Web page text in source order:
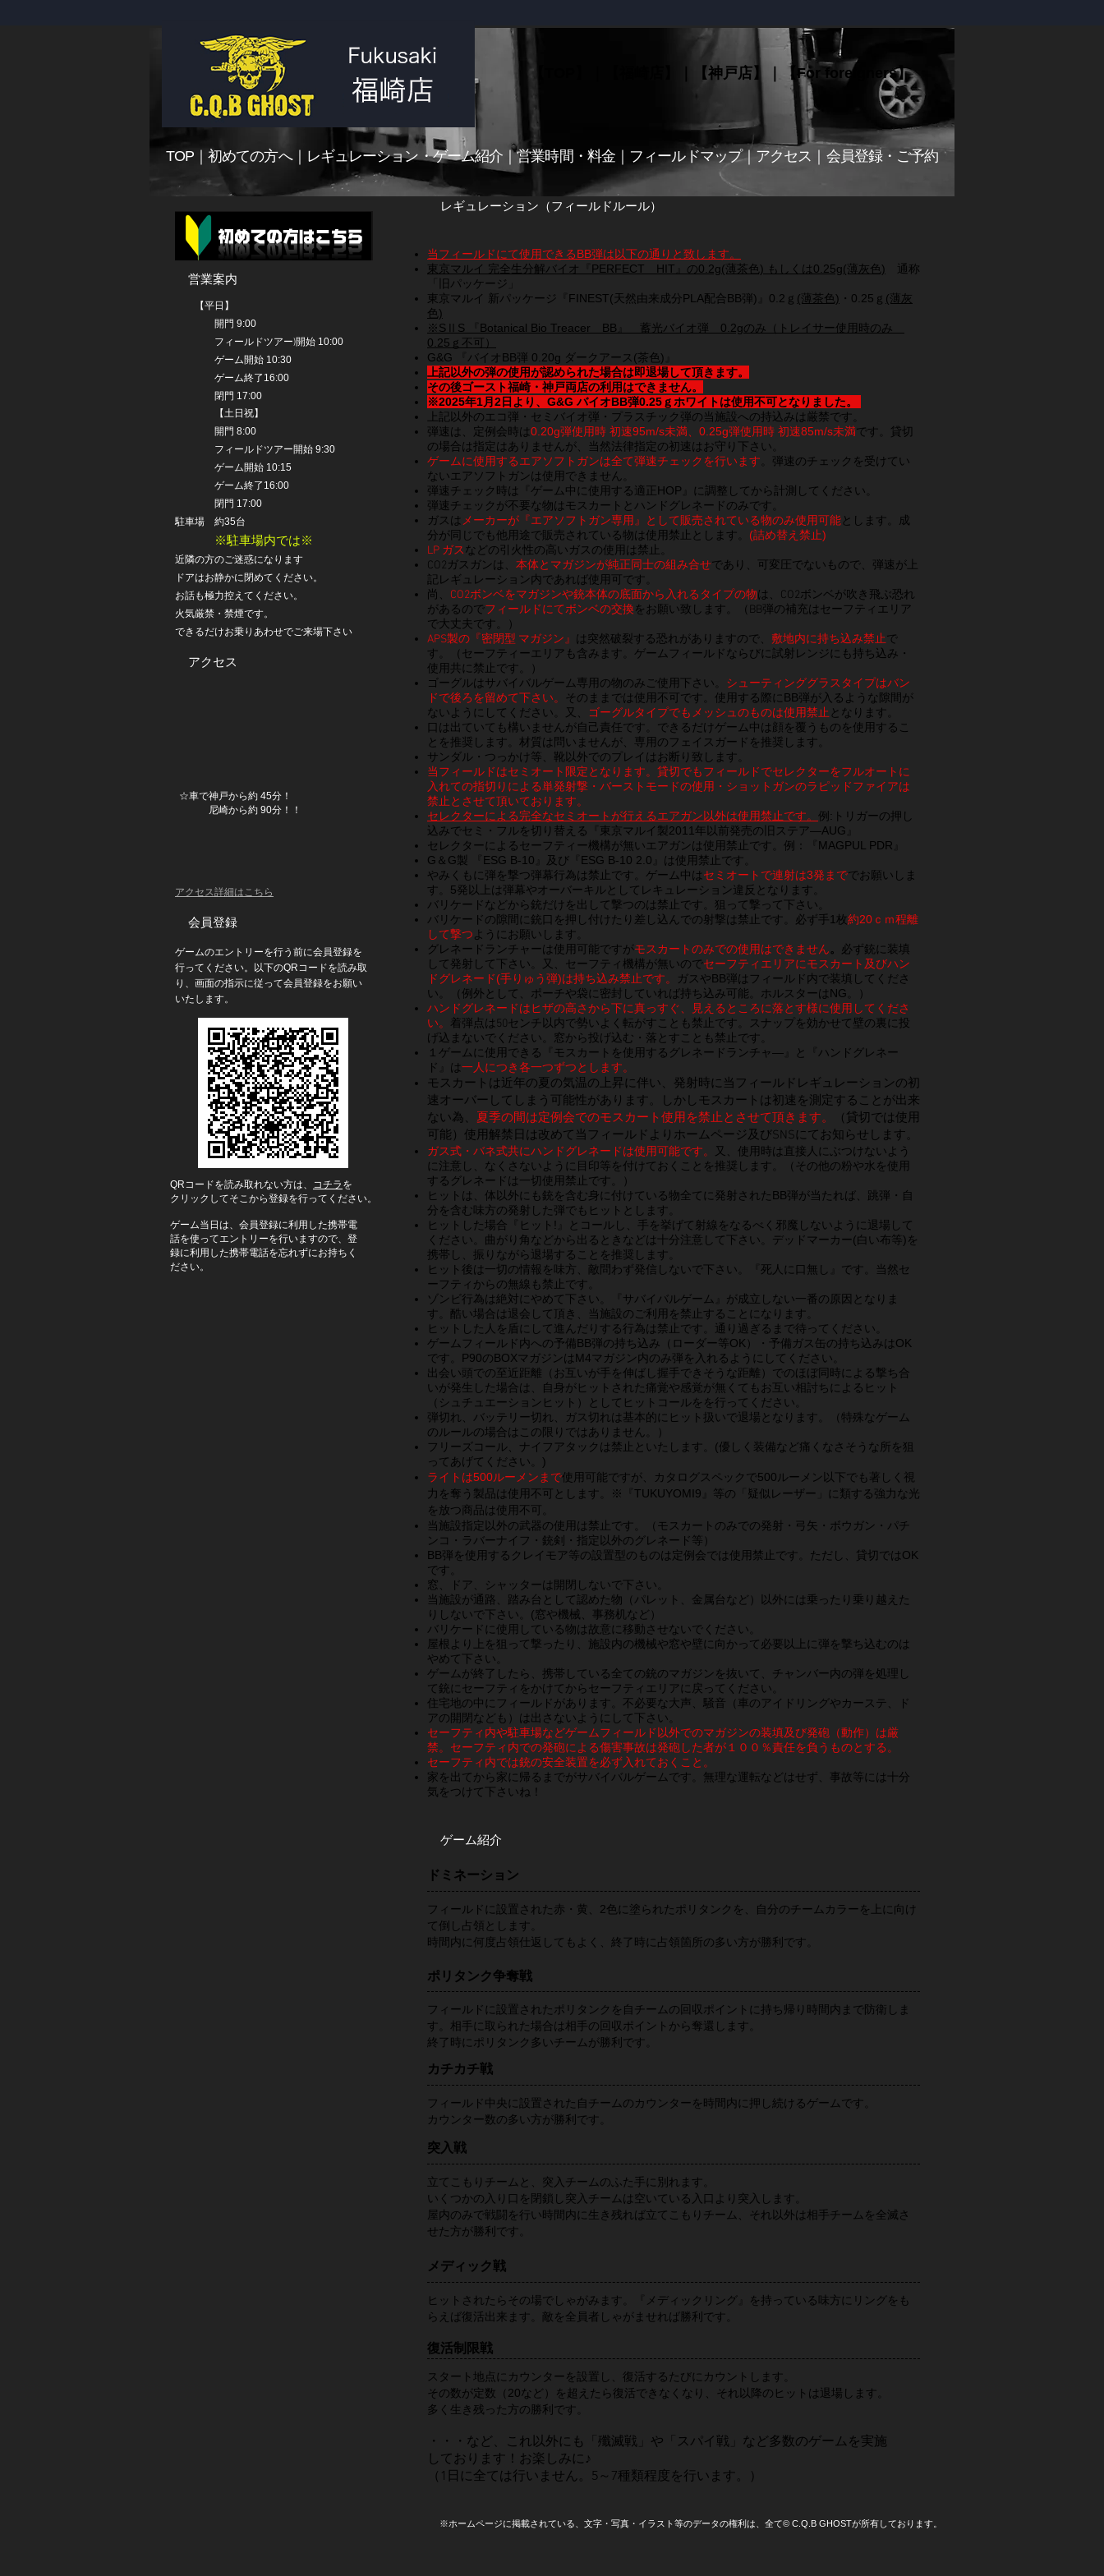
レギュレーション（フィールドルール）
当フィールドにて使用できるBB弾は以下の通りと致します。
東京 マルイ 完全生分解バイオ『PERFECT HIT』の0.2g(薄茶色) もしくは0.25g(薄灰色) 通称
「旧パッケージ」
東京マルイ 新パッケージ『FINEST(天然由来成分PLA配合BB弾)』0.2ｇ (薄茶色) ・0.25ｇ (薄灰
色)
※SⅡS 『Botanical Bio Treacer BB 』 蓄光バイオ弾 0.2gのみ（トレイサー使用時のみ
0.25ｇ不可）
G&G 『バイオBB弾 0.20g ダークアース(茶色)』
上記以外の弾の使用が認められた場合は即退場して頂きます。
その後ゴースト福崎・神戸両店の利用はできません。
※2025年1月2日より、G&G バイオBB弾0.25ｇホワイトは使用不可となりました。
上記以外のエコ弾・セミバイオ弾・プラスチック弾の当施設への持込みは厳禁です。
弾速は、定例会時は0.20g弾使用時 初速95m/s未満、0.25g弾使用時 初速85m/s未満です。貸切
の場合は指定はありませんが、当然法律指定の初速はお守り下さい。
ゲームに使用するエアソフトガンは全て弾速チェックを行います 。弾速のチェックを受けてい
ないエアソフトガンは使用できません。
弾速チェック時は『ゲーム中に使用する適正HOP』に調整してから計測してください。
弾速チェックが不要な物はモスカートとハンドグレネードのみです。
ガスは メーカーが『エアソフトガン専用』として販売されている物のみ使用可能とします。成
分が同じでも他用途で販売されている物は使用禁止とします。 (詰め替え禁止)
LP ガス などの引火性の高いガスの使用は禁止。
​CO2ガスガンは、 本体とマガジンが純正同士の組み合せであり、可変圧でないもので、弾速が上
記レギュレーション内であれば使用可です。
尚、 CO2ボンベをマガジンや銃本体の底面から入れるタイプの物は、CO2ボンベが吹き飛ぶ恐れ
があるのでフィールドにてボンベの交換をお願い致します。（BB弾の補充はセーフティエリア
で大丈夫です。）
APS製の『密閉型 マガジン』 は突然破裂する恐れがありますので、 敷地内に持ち込み禁止で
す。（セーフティーエリアも含みます。ゲームフィールドならびに試射レンジにも持ち込み・
使用共に禁止です。）
ゴーグルはサバイバルゲーム専用の物のみご使用下さい。 シューティンググラスタイプはバン
ドで後ろを留めて下さい。
そのままでは使用不可です。使用する際にBB弾が入る ような 隙間が
ないようにしてください。又、
ゴーグルタイプでもメッシュのものは使用禁止 となります。
口は出ていても構いませんが自己責任です。できるだけゲーム中は顔を覆うものを使用するこ
とを推奨します。材質は問いませんが、専用のフェイスガードを推奨します。
​サンダル・つっかけ等、靴以外でのプレイはお断り致します。
当フィールドはセミオート限定となります。貸切でもフィールドでセレクターをフルオートに
入れての指切りによる単発射撃・バーストモードの使用・ショットガンのラピッドファイアは
禁止とさせて頂いております。
セレクターによる完全なセミオートが行えるエアガン以外は使用禁止です。 例:トリガーの押し
込みでセミ・フルを切り替える『東京マルイ製2011年以前発売の旧ステア―AUG』
セレクターによるセーフティー機構が無いエアガンは使用禁止です。例：『MAGPUL PDR』
​G＆G製 『ESG B-10』及び『ESG B-10 2.0』は使用禁止です。
やみくもに弾を撃つ弾幕行為は禁止です。ゲーム中は セミオートで連射は3発まででお願いしま
す。5発以上は弾幕やオーバーキルとしてレキュレーション違反となります。
バリケードなどから銃だけを出して撃つのは禁止です。狙って撃って下さい。
​バリケードの隙間に銃口を押し付けたり差し込んでの射撃は禁止です。必ず手1枚約20ｃｍ程離
して撃つ ようにお願いします。
グレネードランチャーは使用可能ですがモスカートのみでの使用はできません。 必ず銃に装填
して発射して下さい。又、セーフティ機構が無いのでセーフティエリアにモスカート及びハン
ドグレネード(手りゅう弾)は持ち込み禁止です。
ガスやBB弾はフィールド内で装填してくださ
い。（例外として、ポーチや袋に密封していれば持ち込み可能。ホルスターはNG。
）
ハンドグレネードはヒザの高さから下に真っすぐ、見えるところに落とす様に使用してくださ
い。 着弾点は50センチ以内で勢いよく転がすことも禁止です。スナップを効かせて壁の裏に投
げ込まないでください。窓から投げ込む・落とすことも禁止です。
１ゲームに使用できる『モスカートを使用するグレネードランチャ―』と『ハンドグレネー
ド』は一人につき各一つずつとします。
モスカートは近年の夏の気温の上昇に伴い、発射時に当フィールドレギュレーションの初
速オーバーしてしまう可能性があります。
しかしモスカートは初速を測定することが出来
ない為、 夏季の間は定例会でのモスカート使用を禁止とさせて頂きます。
（貸切では使用
可能） 使用解禁日は改めて当フィールドよりホームページ及びSNSにてお知らせします。
ガス式・バネ式共にハンドグレネードは使用可能です。
又、使用時は直接人にぶつけないよう
に注意し、なくさないように目印等を付けておくことを推奨します。
（その他の粉や水を使用
するグレネードは一切使用禁止です。）
ヒットは、体以外にも銃を含む身に付けている物全てに発射されたBB弾が当たれば、跳弾・自
分を含む味方の発射した弾でもヒットとします。
ヒットした場合『ヒット!』とコールし、手を挙げて射線をなるべく邪魔しないように退場して
ください。曲がり角などから出るときなどは十分注意して下さい。デッドマーカー(白い布等)を
携帯し、振りながら退場することを推奨します。
ヒット後は一切の情報を味方、敵問わず発信しないで下さい。『死人に口無し』です。当然セ
ーフティからの無線も禁止です。
ゾンビ行為は絶対にやめて下さい。『サバイバルゲーム』が成立しない一番の原因となりま
す。酷い場合は退会して頂き、当施設のご利用を禁止することになります。
ヒットした人を盾にして進んだりする行為は禁止です。通り過ぎるまで待ってください。
ゲームフィールド内への予備BB弾の持ち込み（ローダー等OK）・予備ガス缶の持ち込みはOK
です。P90のBOXマガジンはM4マガジン内のみ弾を入れるようにしてください。
出会い頭での至近距離（お互いが手を伸ばし握手できそうな距離）でのほぼ同時による撃ち合
いが発生した場合は、自身がヒットされた痛覚や感覚が無くてもお互い相討ちによるヒット
（ シュチュエーションヒット）としてヒットコールをを行ってください。
弾切れ、バッテリー切れ、ガス切れは基本的にヒット扱いで退場となります。（特殊なゲーム
のルールの場合はこの限りではありません。）
フリーズコール、ナイフアタックは禁止といたします。(優しく装備など痛くなさそうな所を狙
ってあげてください。)
ライトは500ルーメンまで使用可能ですが、カタログスペックで500ルーメン以下でも著しく視
力を奪う製品は使用不可とします。※『TUKUYOMI9』等の「疑似レーザー」に類する強力な光
を放つ商品は使用不可。
当施設指定以外の武器の使用は禁止です。（モスカートのみでの発射・弓矢・ボウガン・パチ
ンコ・ラバーナイフ・銃剣・指定以外のグレネード等）
BB弾を使用するクレイモア等の設置型のものは定例会では使用禁止です。ただし、貸切ではOK
です。
窓、ドア、シャッターは開閉しないで下さい。
当施設が通路、踏み台として認めた物（パレット、金属台など）以外には乗ったり乗り越えた
りしないで下さい。(窓や機械、事務机など）
バリケードに使用している物は故意に移動させないでください。
屋根より上を狙って撃ったり、施設内の機械や窓や壁に向かって必要以上に弾を撃ち込むのは
やめて下さい。
ゲームが終了したら、携帯している全ての銃のマガジンを抜いて、チャンバー内の弾を処理し
て銃にセーフティをかけてからセーフティエリアに戻ってください。
住宅地の中にフィールドがあります。不必要な大声、騒音（車のアイドリングやカーステ、ド
アの開閉なども）は出さないようにして下さい。
セーフティ内や駐車場などゲームフィールド以外でのマガジンの装填及び発砲（動作）は厳
禁。セーフティ内での発砲による傷害事故は発砲した者が１００％責任を負うものとする。
セーフティ内では銃の安全装置を必ず入れておくこと。
家を出てから家に帰るまでがサバイバルゲームです。無理な運転などはせず、事故等には十分
気をつけて下さいね！
ゲーム紹介
ドミネーション
フィールドに設置された赤・黄、2色に塗られたポリタンクを、自分のチームカラーを上に向け
て倒し占領とします。
時間内に何度占領仕返してもよく、終了時に占領箇所の多い方が勝利です。
ポリタンク争奪戦
フィールドに設置されたポリタンクを自チームの回収ポイントに持ち帰り時間内まで防衛しま
す。相手に取られた場合は相手の回収ポイントから奪還します。
終了時にポリタンク多いチームが勝利です。
カチカチ戦
フィールド中央に設置された自チームのカウンターを時間内に押し続けるゲームです。
カウンター数の多い方が勝利です。
突入戦
立てこもりチームと、突入チームのふた手に別れます。
いくつかの入り口を閉鎖し突入チームは空いている入口より突入します。
屋内のみで戦闘を行い時間内に生き残れば立てこもりチーム、それ以外は相手チームを全滅さ
せた方が勝利です。
メディック戦
ヒットされたらその場でしゃがみます。『メディックリング』を持っている味方にリングをも
らえば復活出来ます。敵を全員者しゃがませれば勝利です。
復活制限戦
スタート地点にカウンターを設置し、復活するたびにカウントします。
その数が定数（20など）を超えたら復活できなくなり、それ以降のヒットは退場します。
多く生き残った方の勝利です。
・・・など、これ以外にも「殲滅戦」や「スパイ戦」など多数のゲームを実施
しております！お楽しみに♪
（1日に全ては行いません。5～7種類程度を行います。）
TOP｜初めての方へ｜ レギュレーション・ゲーム紹介 ｜営業時間・料金 フィールドマップ｜ アクセス 会員登録・ご予約
営業案内
【平日】
開門 9:00
フィールドツアー)開始 10:00
ゲーム開始 10:30
ゲーム終了16:00
閉門 17:00
【土日祝】
開門 8:00
フィールドツアー開始 9:30
ゲーム開始 10:15
ゲーム終了16:00
閉門 17:00
駐車場 約35台
※駐車場内では※
近隣の方のご迷惑になります
ドアはお静かに閉めてください。
お話も極力控えてください。
火気厳禁・禁煙です。
できるだけお乗りあわせでご来場下さい
アクセス
☆車で神戸から約 45分！
尼崎から約 90分！！
アクセス詳細はこちら
会員登録
ゲームのエントリーを行う前に会員登録を
行ってください。以下のQRコードを読み取
り、画面の指示に従って会員登録をお願い
いたします。
QRコードを読み取れない方は、 コチラ を
ク リックしてそこから登録を行ってください。
ゲーム当日は、会員登録に利用した携帯電
話を使ってエントリーを行いますので、 登
録に利用した携帯電話を忘れずにお持ちく
ださい。
※ホームページに掲載されている、文字・写真・イラスト等のデータの権利は、全て© C.Q.B GHOSTが所有しております。
【TOP】 ｜【神戸店】 【For foreigners】